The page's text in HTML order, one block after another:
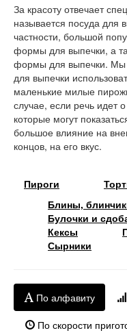
За красоту отвечает
называется посуда
частности, большой
формы для выпечки, а
формы для выпечки. Мы
для выпечки
маленькие милые
случае, если речь идет
которые могут
большое влияние на
концов, на его вкус.
Пироги
Блины,
Булочки и
Кексы
Сырники
По алфавиту
По скорости